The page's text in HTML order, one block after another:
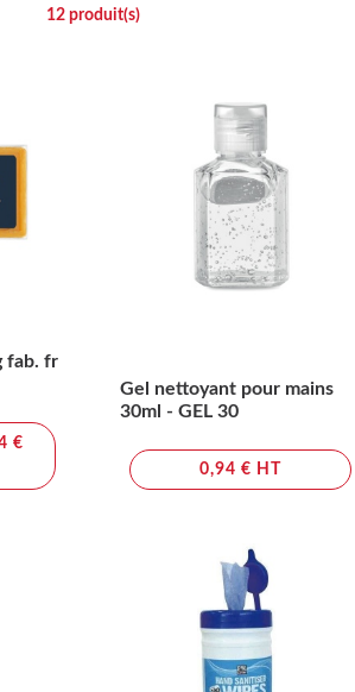
12produit(s)
fab. fr
€
Gel nettoyant pour mains
30ml - GEL 30
0,94 € HT